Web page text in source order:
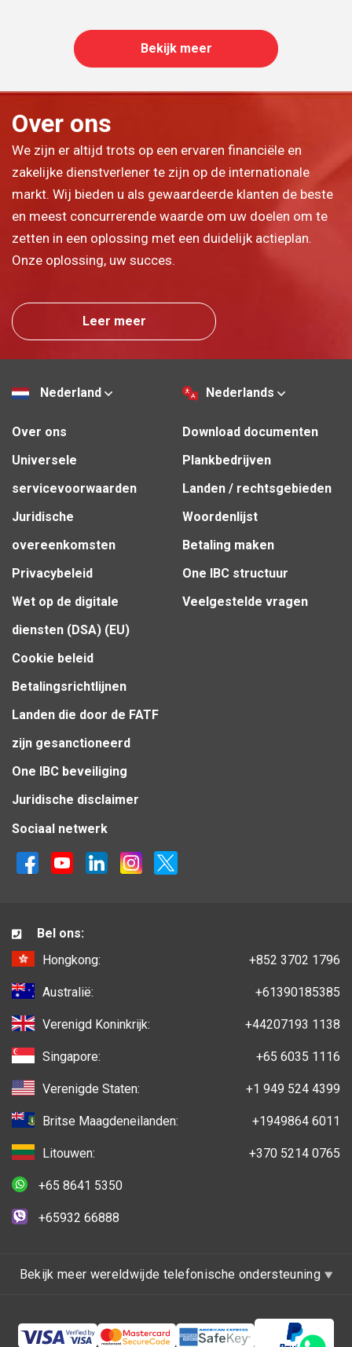
Bekijk meer
Over ons
We zijn er altijd trots op een ervaren financiële en
zakelijke dienstverlener te zijn op de internationale
markt. Wij bieden u als gewaardeerde klanten de beste
en meest concurrerende waarde om uw doelen om te
zetten in een oplossing met een duidelijk actieplan.
Onze oplossing, uw succes.
Leer meer
Nederland Nederlands
Over ons
Universele
servicevoorwaarden
Juridische
overeenkomsten
Privacybeleid
Wet op de digitale
diensten (DSA) (EU)
Cookie beleid
Betalingsrichtlijnen
Landen die door de FATF
zijn gesanctioneerd
One IBC beveiliging
Juridische disclaimer
Download documenten
Plankbedrijven
Landen / rechtsgebieden
Woordenlijst
Betaling maken
One IBC structuur
Veelgestelde vragen
Sociaal netwerk
Bel ons:
Hongkong:
+852 3702 1796
Australië: +61390185385
Verenigd Koninkrijk: +44207193 1138
Singapore: +65 6035 1116
Verenigde Staten: +1 949 524 4399
Britse Maagdeneilanden: +1949864 6011
Litouwen: +370 5214 0765
+65 8641 5350
+65932 66888
Bekijk meer wereldwijde telefonische ondersteuning